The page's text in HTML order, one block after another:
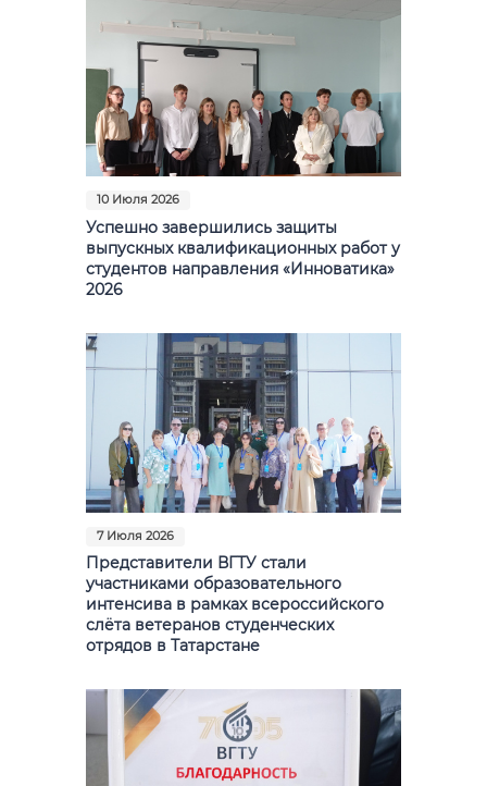
10 Июля 2026
Успешно завершились защиты
выпускных квалификационных работ у
студентов направления «Инноватика»
2026
7 Июля 2026
Представители ВГТУ стали
участниками образовательного
интенсива в рамках всероссийского
слёта ветеранов студенческих
отрядов в Татарстане